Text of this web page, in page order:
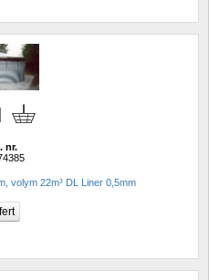
nr.
volym 22m³ DL Liner 0,5mm